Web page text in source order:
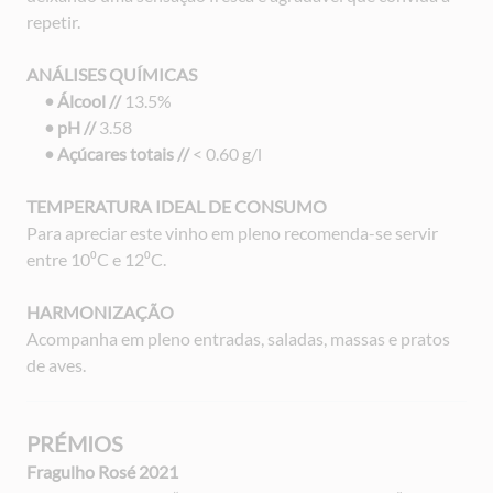
repetir.
ANÁLISES QUÍMICAS
• Álcool //13.5%
• pH //3.58
• Açúcares totais //< 0.60 g/l
TEMPERATURA IDEAL DE CONSUMO
Para apreciar este vinho em pleno recomenda-se servir
entre 10⁰C e 12⁰C.
HARMONIZAÇÃO
Acompanha em pleno entradas, saladas, massas e pratos
de aves.
PRÉMIOS
Fragulho Rosé 2021